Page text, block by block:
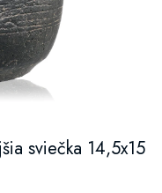
sviečka 14,5x15